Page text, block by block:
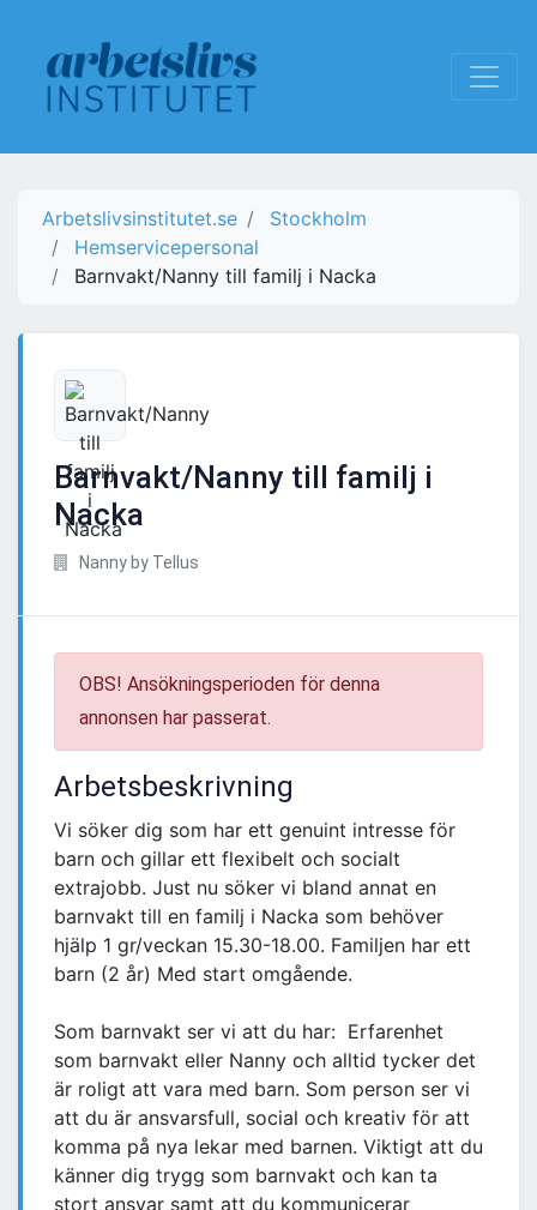
Arbetslivsinstitutet.se
Stockholm
Hemservicepersonal
Barnvakt/Nanny till familj i Nacka
Barnvakt/Nanny till familj i
Nacka
Nanny by Tellus
OBS! Ansökningsperioden för denna
annonsen har passerat.
Arbetsbeskrivning
Vi söker dig som har ett genuint intresse för
barn och gillar ett flexibelt och socialt
extrajobb. Just nu söker vi bland annat en
barnvakt till en familj i Nacka som behöver
hjälp 1 gr/veckan 15.30-18.00. Familjen har ett
barn (2 år) Med start omgående.
Som barnvakt ser vi att du har: Erfarenhet
som barnvakt eller Nanny och alltid tycker det
är roligt att vara med barn. Som person ser vi
att du är ansvarsfull, social och kreativ för att
komma på nya lekar med barnen. Viktigt att du
känner dig trygg som barnvakt och kan ta
stort ansvar samt att du kommunicerar